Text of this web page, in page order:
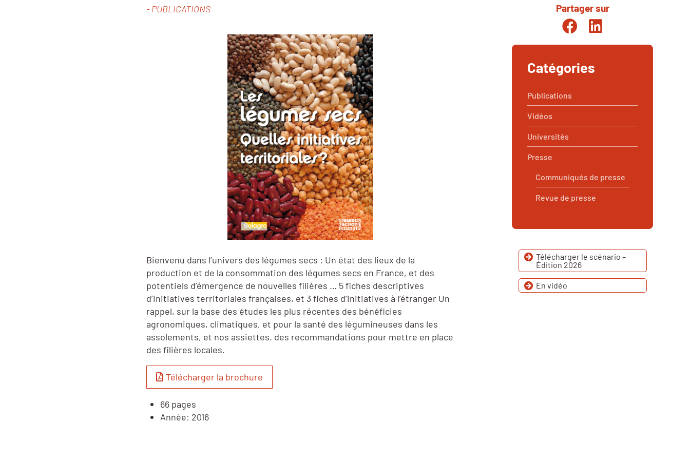
-PUBLICATIONS
Bienvenu dans l’univers des légumes secs : Un état des lieux de la
production et de la consommation des légumes secs en France, et des
potentiels d’émergence de nouvelles filières … 5 fiches descriptives
d’initiatives territoriales françaises, et 3 fiches d’initiatives à l’étranger Un
rappel, sur la base des études les plus récentes des bénéficies
agronomiques, climatiques, et pour la santé des légumineuses dans les
assolements, et nos assiettes. des recommandations pour mettre en place
des filières locales.
Télécharger la brochure
66 pages
Année: 2016
Partager sur
Partager sur Facebook
Partager sur Linkedin
Catégories
Publications
Vidéos
Universités
Presse
Communiqués de presse
Revue de presse
Télécharger le scénario –
Édition 2026
En vidéo